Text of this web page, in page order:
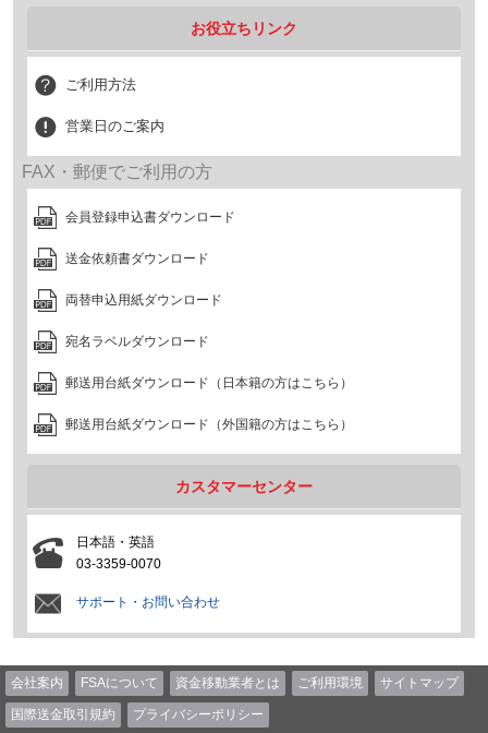
お役立ちリンク
ご利用方法
営業日のご案内
FAX・郵便でご利用の方
会員登録申込書ダウンロード
送金依頼書ダウンロード
両替申込用紙ダウンロード
宛名ラベルダウンロード
郵送用台紙ダウンロード（日本籍の方はこちら）
郵送用台紙ダウンロード（外国籍の方はこちら）
カスタマーセンター
日本語・英語
03-3359-0070
サポート・お問い合わせ
会社案内 FSAについて 資金移動業者とは ご利用環境 サイトマップ
国際送金取引規約 プライバシーポリシー